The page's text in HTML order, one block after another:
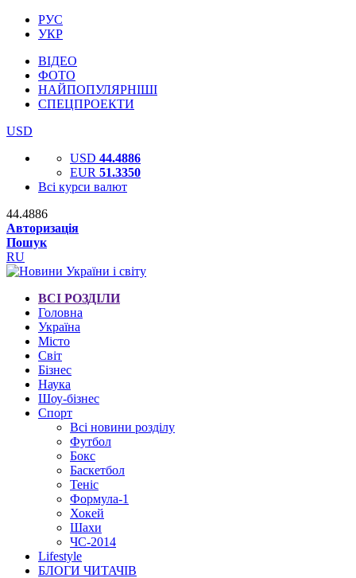
РУС
УКР
ВІДЕО
ФОТО
НАЙПОПУЛЯРНІШІ
СПЕЦПРОЕКТИ
USD
USD 44.4886
EUR 51.3350
Всі курси валют
44.4886
Авторизація
Пошук
RU
ВСІ РОЗДІЛИ
Головна
Україна
Місто
Світ
Бізнес
Наука
Шоу-бізнес
Спорт
Всі новини розділу
Футбол
Бокс
Баскетбол
Теніс
Формула-1
Хокей
Шахи
ЧС-2014
Lifestyle
БЛОГИ ЧИТАЧІВ